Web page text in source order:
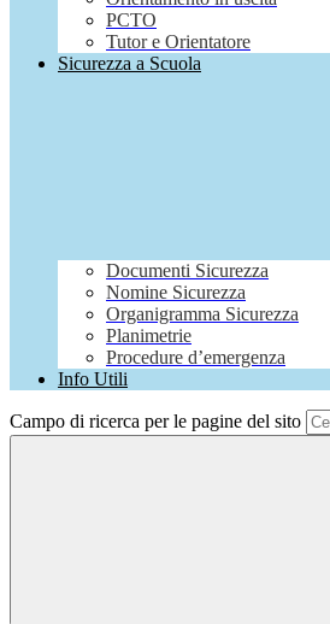
PCTO
Tutor e Orientatore
Sicurezza a Scuola
Documenti Sicurezza
Nomine Sicurezza
Organigramma Sicurezza
Planimetrie
Procedure d’emergenza
Info Utili
Campo di ricerca per le pagine del sito